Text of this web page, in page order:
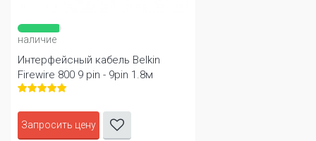
наличие
Интерфейсный кабель Belkin
Firewire 800 9 pin - 9pin 1.8м
Запросить цену